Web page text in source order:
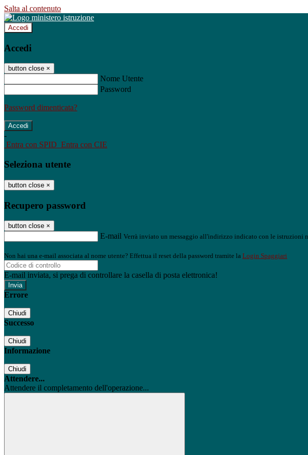
Salta al contenuto
Accedi
Accedi
button close ×
Nome Utente
Password
Password dimenticata?
-
Entra con SPID Entra con CIE
Seleziona utente
button close ×
Recupero password
button close ×
E-mail Verrà inviato un messaggio all'indirizzo indicato con le istruzioni
Non hai una e-mail associata al nome utente? Effettua il reset della password tramite la Login Spaggiari
E-mail inviata, si prega di controllare la casella di posta elettronica!
Errore
Chiudi
Successo
Chiudi
Informazione
Chiudi
Attendere...
Attendere il completamento dell'operazione...